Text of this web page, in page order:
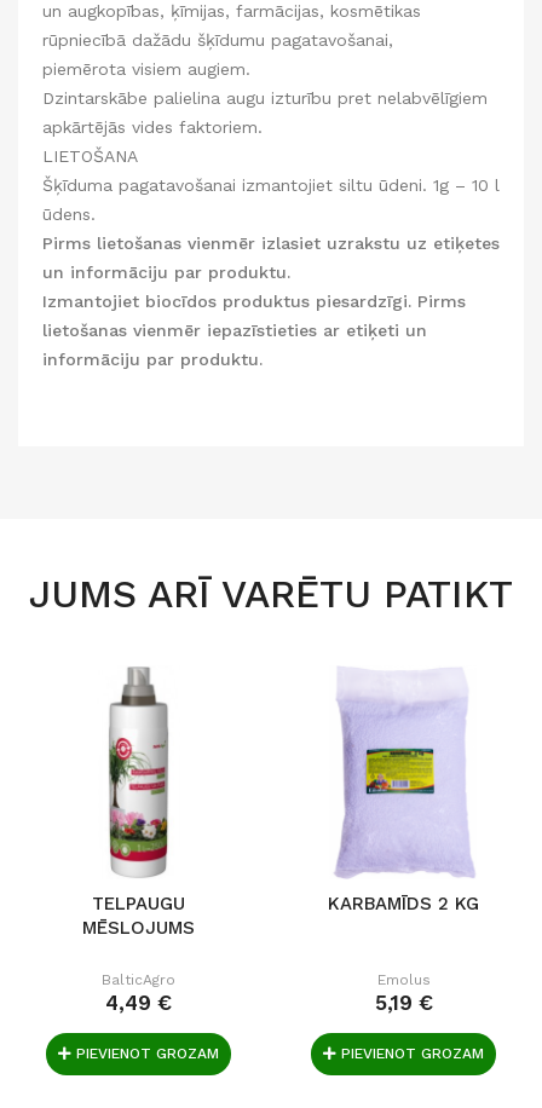
un augkopības, ķīmijas, farmācijas, kosmētikas
rūpniecībā dažādu šķīdumu pagatavošanai,
piemērota visiem augiem.
Dzintarskābe palielina augu izturību pret nelabvēlīgiem
apkārtējās vides faktoriem.
LIETOŠANA
Šķīduma pagatavošanai izmantojiet siltu ūdeni. 1g – 10 l
ūdens.
Pirms lietošanas vienmēr izlasiet uzrakstu uz etiķetes
un informāciju par produktu.
Izmantojiet biocīdos produktus piesardzīgi. Pirms
lietošanas vienmēr iepazīstieties ar etiķeti un
informāciju par produktu.
JUMS ARĪ VARĒTU PATIKT
TELPAUGU
MĒSLOJUMS
BalticAgro
4,49 €
PIEVIENOT GROZAM
KARBAMĪDS 2 KG
Emolus
5,19 €
PIEVIENOT GROZAM